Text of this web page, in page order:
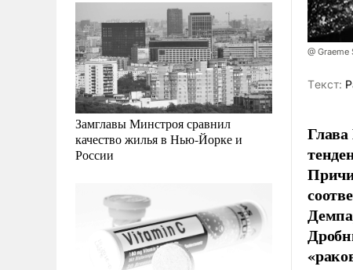
Замглавы Минстроя сравнил
качество жилья в Нью-Йорке и
России
@
Tекст: